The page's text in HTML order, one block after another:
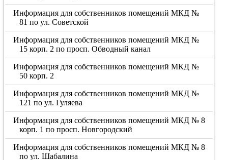
Информация для собственников помещений МКД №
81 по ул. Советской
Информация для собственников помещений МКД №
15 корп. 2 по просп. Обводный канал
Информация для собственников помещений МКД №
50 корп. 2
Информация для собственников помещений МКД №
121 по ул. Гуляева
Информация для собственников помещений МКД № 8
корп. 1 по просп. Новгородский
Информация для собственников помещений МКД № 8
по ул. Шабалина